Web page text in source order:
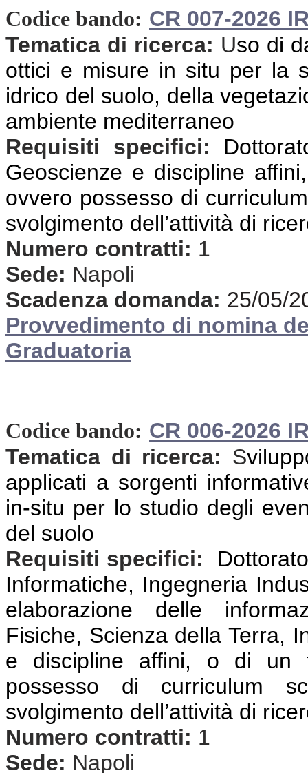
Codice bando: CR 007-2026
Tematica di ricerca: Uso di
ottici e misure in situ per la
idrico del suolo, della
ambiente mediterraneo
Requisiti specifici:
Geoscienze e discipline
ovvero possesso di
svolgimento dell’attività di
Numero contratti: 1
Sede: Napoli
Scadenza domanda: 25/05/
Provvedimento di nomina
Graduatoria
Codice bando: CR 006-2026
Tematica di ricerca: S
applicati a sorgenti
in-situ per lo studio degli
del suolo
Requisiti specifici:
Informatiche, Ingegneria
elaborazione delle
Fisiche, Scienza della Terra,
e discipline affini, o di un
possesso di curriculum
svolgimento dell’attività di
Numero contratti: 1
Sede: Napoli